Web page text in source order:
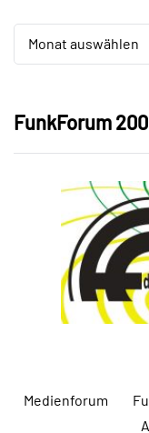
Archiv
Monat auswählen
Archiv
FunkForum
Medienforum